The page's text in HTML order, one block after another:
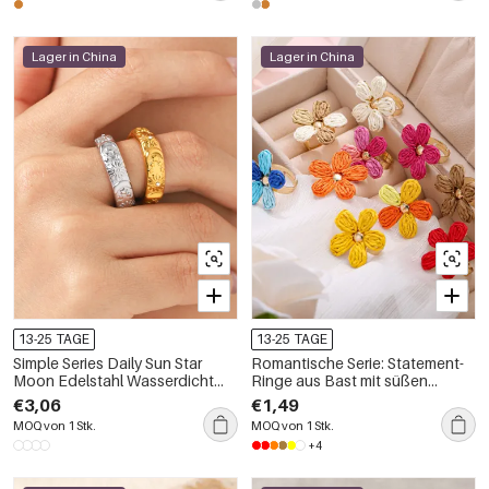
mit Zirkonia
Lager in China
13-25 TAGE
Simple Series Daily Sun Star
Moon Edelstahl Wasserdicht
Goldfarbene Zirkon Statement
Ringe
€3,06
MOQ von 1 Stk.
Lager in China
13-25 TAGE
Romantische Serie: Statement-
Ringe aus Bast mit süßen
Blumen
€1,49
MOQ von 1 Stk.
+4